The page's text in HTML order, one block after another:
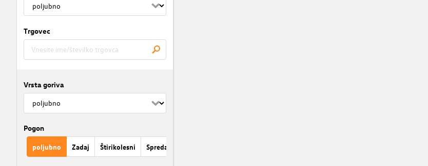
Trgovec
Vrsta goriva
Pogon
poljubno Zadaj Štirikolesni Spredaj